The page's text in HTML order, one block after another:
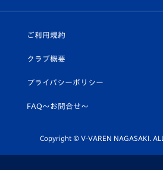
ホームタウン
平和祈念活動
ホームタウン活動
U-18
スクール
ヴィヴィくんインスタグラム
公式LINE＠
ご利用規約
クラブ概要
プライバシーポリシー
FAQ〜お問合せ〜
Copyright © V-VAREN NAGASAKI.